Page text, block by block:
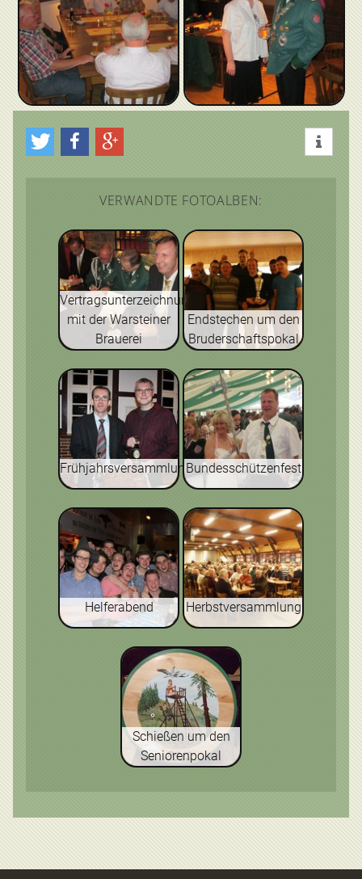
VERWANDTE FOTOALBEN:
Vertragsunterzeichnung
mit der Warsteiner
Brauerei
Endstechen um den
Bruderschaftspokal
FrühjahrsversammlungBundesschützenfest
Helferabend Herbstversammlung
Schießen um den
Seniorenpokal